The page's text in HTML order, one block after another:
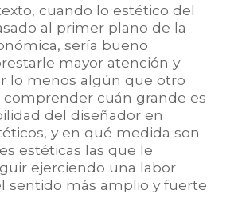
cuando lo estético del
al primer plano de la
sería bueno
mayor atención y
lo menos algún que otro
comprender cuán grande es
del diseñador en
y en qué medida son
estéticas las que le
ejerciendo una labor
sentido más amplio y fuerte